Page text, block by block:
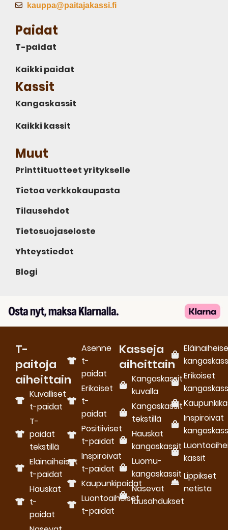
kauppa@paitajakassi.fi
Paidat
T-paidat
Kaikki paidat
Kassit
Kangaskassit
Kaikki kassit
Muut
Printtituotteet yritykselle
Tietoa verkkokaupasta
Tilausehdot
Tietosuojaseloste
Yhteystiedot
Blogi
T-
paitoja
aiheittain
Kuvalliset
t-paidat
T-
paidat
tekstillä
Eläinaiheiset
t-paidat
Hauskat
t-
paidat
Asenne
t-
paidat
Erikoiset
t-
paidat
Positiiviset
t-paidat
Inspiroivat
t-paidat
Kaupunkipaidat
Luontoaiheiset
t-paidat
Kasseja
aiheittain
Kangaskassit
kuvalla
Kangaskassit
tekstillä
Hauskat
kangaskassit
Luomu­
kangaskassit
Nasevat
lausahdukset
Erikoiset
Inspiroivat
kassit
Lippikset
netistä